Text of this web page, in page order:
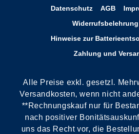
Datenschutz AGB
Widerrufsbelehrung
Hinweise zur
Zahlung und
Alle Preise exkl. gesetzl.
Versandkosten, wenn nicht
**Rechnungskauf nur für
nach positiver
uns das Recht vor, die